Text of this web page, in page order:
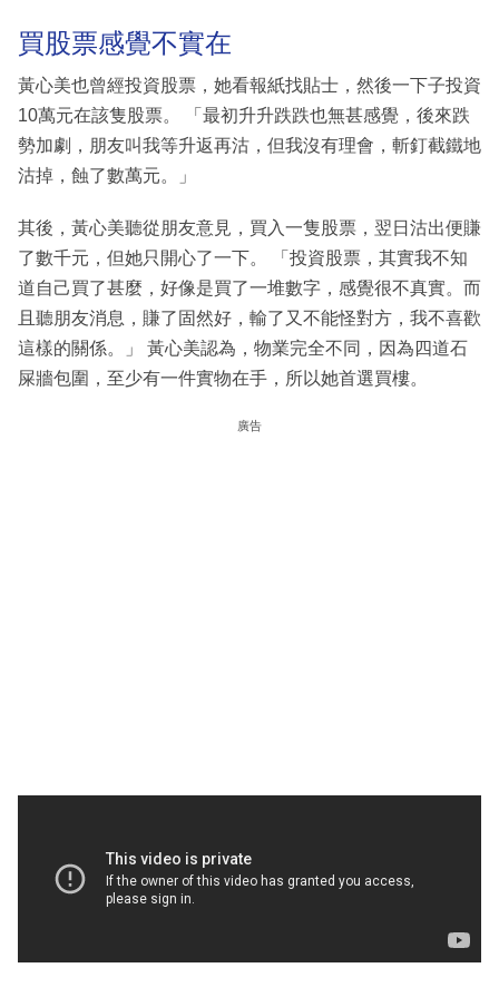
買股票感覺不實在
黃心美也曾經投資股票，她看報紙找貼士，然後一下子投資
10萬元在該隻股票。 「最初升升跌跌也無甚感覺，後來跌
勢加劇，朋友叫我等升返再沽，但我沒有理會，斬釘截鐵地
沽掉，蝕了數萬元。」
其後，黃心美聽從朋友意見，買入一隻股票，翌日沽出便賺
了數千元，但她只開心了一下。 「投資股票，其實我不知
道自己買了甚麼，好像是買了一堆數字，感覺很不真實。而
且聽朋友消息，賺了固然好，輸了又不能怪對方，我不喜歡
這樣的關係。」 黃心美認為，物業完全不同，因為四道石
屎牆包圍，至少有一件實物在手，所以她首選買樓。
廣告